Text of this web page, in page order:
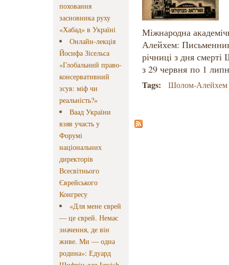
поховання
засновника руху
«Хабад» в Україні
Онлайн-лекція
Йосифа Зісельса
«Глобальний право-
консервативний
зсув: міф чи
реальність?»
Ваад України
взяв участь у
Форумі
національних
директорів
Всесвітнього
Єврейського
Конгресу
«Для мене єврей
— це єврей. Немає
значення, де він
живе. Ми — одна
родина»: Едуард
Міжнародна
Алейхем:
річниці з дня
з 29 червня по 1
Tags: Шолом-Алейхем